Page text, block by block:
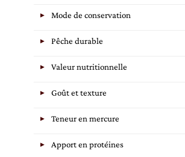
Mode de conservation
Pêche durable
Valeur nutritionnelle
Goût et texture
Teneur en mercure
Apport en protéines